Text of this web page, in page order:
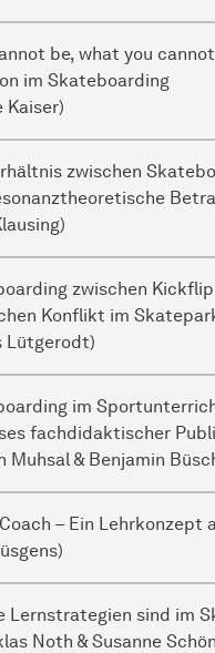
be, what you
im Skateboarding
Kaiser)
zwischen
zwischen
Konflikt im
Lütgerodt)
im
fachdidaktischer
Muhsal & Benjamin
– Ein Lehrkonzept
Lernstrategien sind im
Noth & Susanne